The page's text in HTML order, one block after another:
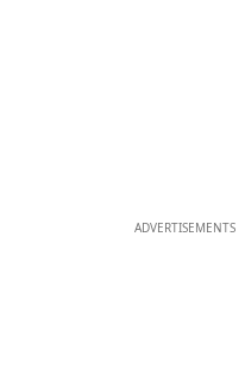
ADVERTISEMENTS